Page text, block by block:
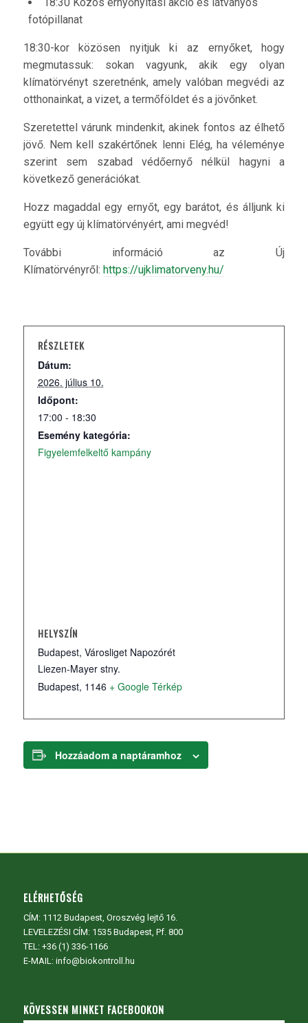
fotópillanat
18:30-kor közösen nyitjuk ki az ernyőket, hogy
megmutassuk: sokan vagyunk, akik egy olyan
klímatörvényt szeretnénk, amely valóban megvédi az
otthonainkat, a vizet, a termőföldet és a jövőnket.
Szeretettel várunk mindenkit, akinek fontos az élhető
jövő. Nem kell szakértőnek lenni Elég, ha véleménye
szerint sem szabad védőernyő nélkül hagyni a
következő generációkat.
Hozz magaddal egy ernyőt, egy barátot, és álljunk ki
együtt egy új klímatörvényért, ami megvéd!
További információ az Új
Klímatörvényről: https://ujklimatorveny.hu/
RÉSZLETEK
Dátum:
2026. július 10.
Időpont:
17:00 - 18:30
Esemény kategória:
Figyelemfelkeltő kampány
HELYSZÍN
Budapest, Városliget Napozórét
Liezen-Mayer stny.
Budapest, 1146 + Google Térkép
Hozzáadom a naptáramhoz
ELÉRHETŐSÉG
CÍM: 1112 Budapest, Oroszvég lejtő 16.
LEVELEZÉSI CÍM: 1535 Budapest, Pf. 800
TEL: +36 (1) 336-1166
E-MAIL: info@biokontroll.hu
KÖVESSEN MINKET FACEBOOKON